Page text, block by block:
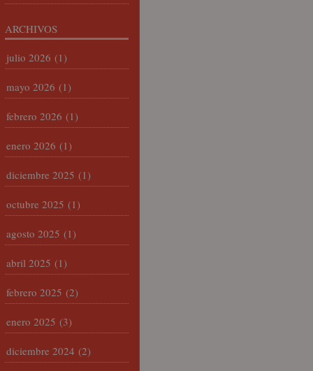
ARCHIVOS
julio 2026 (1)
mayo 2026 (1)
febrero 2026 (1)
enero 2026 (1)
diciembre 2025 (1)
octubre 2025 (1)
agosto 2025 (1)
abril 2025 (1)
febrero 2025 (2)
enero 2025 (3)
diciembre 2024 (2)